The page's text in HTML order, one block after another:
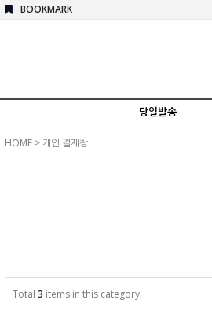
BOOKMARK
당일발송
HOME> 개인 결제창
Total 3 items in this category